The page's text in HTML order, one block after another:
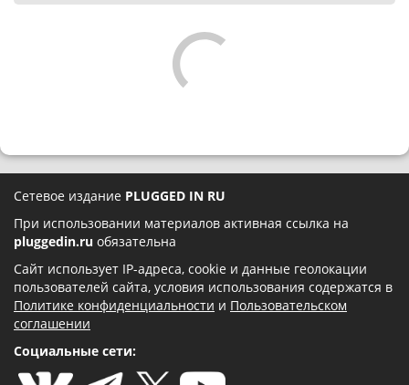
Сетевое издание PLUGGED IN RU
При использовании материалов активная ссылка на
pluggedin.ru обязательна
Сайт использует IP-адреса, cookie и данные геолокации
пользователей сайта, условия использования содержатся в
Политике конфиденциальности и Пользовательском
соглашении
Социальные сети: